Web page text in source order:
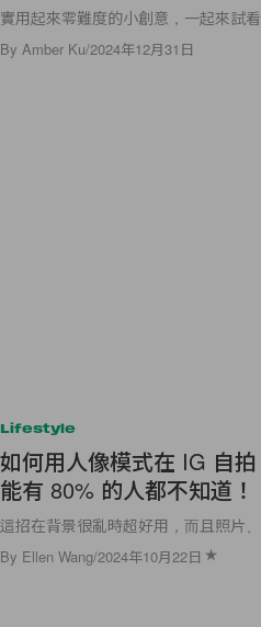
實用起來零難度的小創意，一起來試看
By Amber Ku/2024年12月31日
Lifestyle
如何用人像模式在 IG 自
能有 80% 的人都不知道！
這招在背景很亂時超好用，而且照片、
By Ellen Wang/2024年10月22日